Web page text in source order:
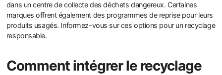
dans un centre de collecte des déchets dangereux. Certaines
marques offrent également des programmes de reprise pour leurs
produits usagés. Informez-vous sur ces options pour un recyclage
responsable.
Comment intégrer le recyclage